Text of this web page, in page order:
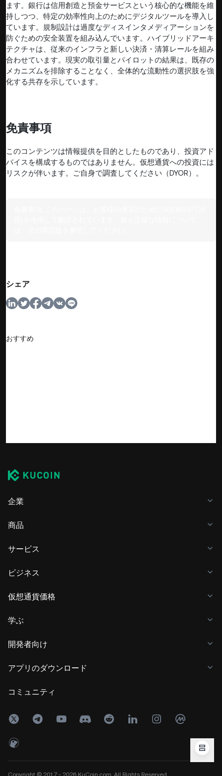
ます。銀行は信用創造と預金サービスという核心的な機能を維
持しつつ、特定の効率性向上のためにデジタルツールを導入し
ています。規制設計は過度なディスインタメディアーションを
防ぐための安全装置を組み込んでいます。ハイブリッドアーキ
テクチャは、従来のインフラと新しい決済・清算レールを組み
合わせています。現実の取引量とパイロットの結果は、既存の
メカニズムを排除することなく、全体的な流動性の選択肢を強
化する共存を示しています。
免責事項
このコンテンツは情報提供を目的としたものであり、投資アド
バイスを構成するものではありません。仮想通貨への投資には
リスクが伴います。ご自身で調査してください（DYOR）。
シェア
おすすめ
企業
商品
サービス
ビジネス
仮想通貨価格
学ぶ
開発者向け
アプリのダウンロード
コミュニティ